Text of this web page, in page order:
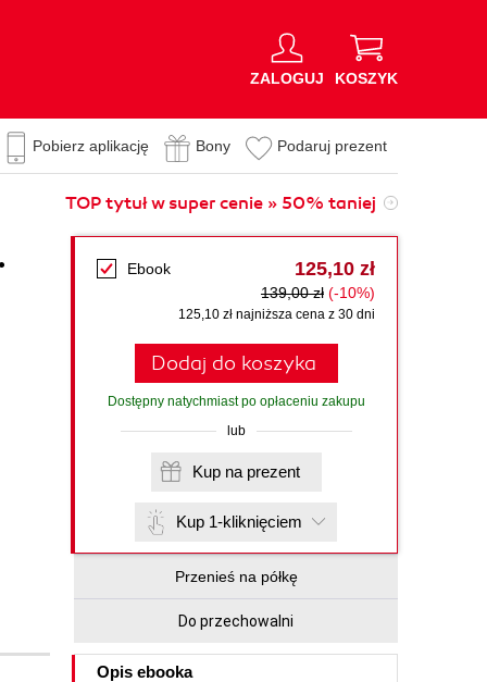
ZALOGUJ KOSZYK
Pobierz aplikację Bony Podaruj prezent
TOP tytuł w super cenie » 50% taniej
Ebook 125,10 zł
139,00 zł (-10%)
125,10 zł najniższa cena z 30 dni
Dodaj do koszyka
Dostępny natychmiast po opłaceniu zakupu
lub
Kup na prezent
Kup 1-kliknięciem
Przenieś na półkę
Do przechowalni
Opis ebooka